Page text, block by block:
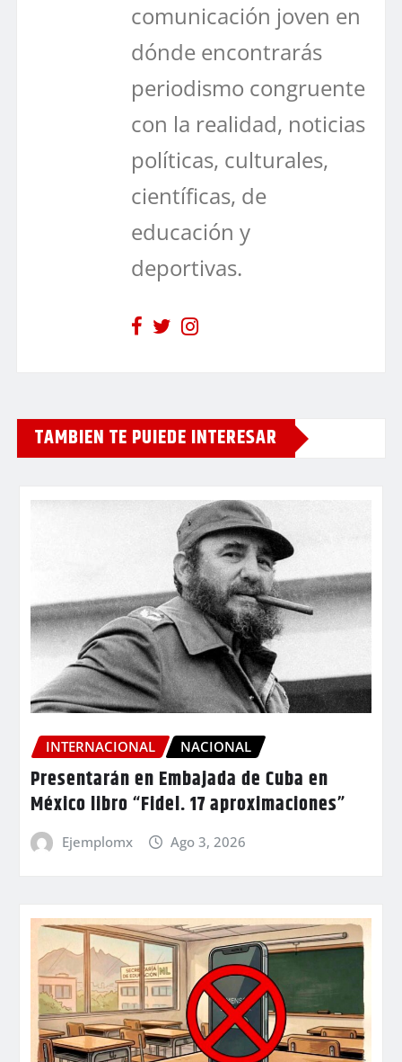
comunicación joven en
dónde encontrarás
periodismo congruente
con la realidad, noticias
políticas, culturales,
científicas, de
educación y
deportivas.
TAMBIEN TE PUIEDE INTERESAR
INTERNACIONAL NACIONAL
Presentarán en Embajada de Cuba en
México libro “Fidel. 17 aproximaciones”
Ejemplomx Ago 3, 2026